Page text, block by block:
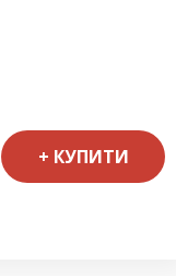
КУПИТИ